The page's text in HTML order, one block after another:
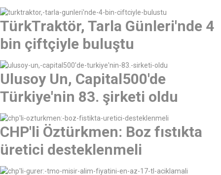
TürkTraktör, Tarla Günleri'nde 4
bin çiftçiyle buluştu
Ulusoy Un, Capital500'de
Türkiye'nin 83. şirketi oldu
CHP'li Öztürkmen: Boz fıstıkta
üretici desteklenmeli